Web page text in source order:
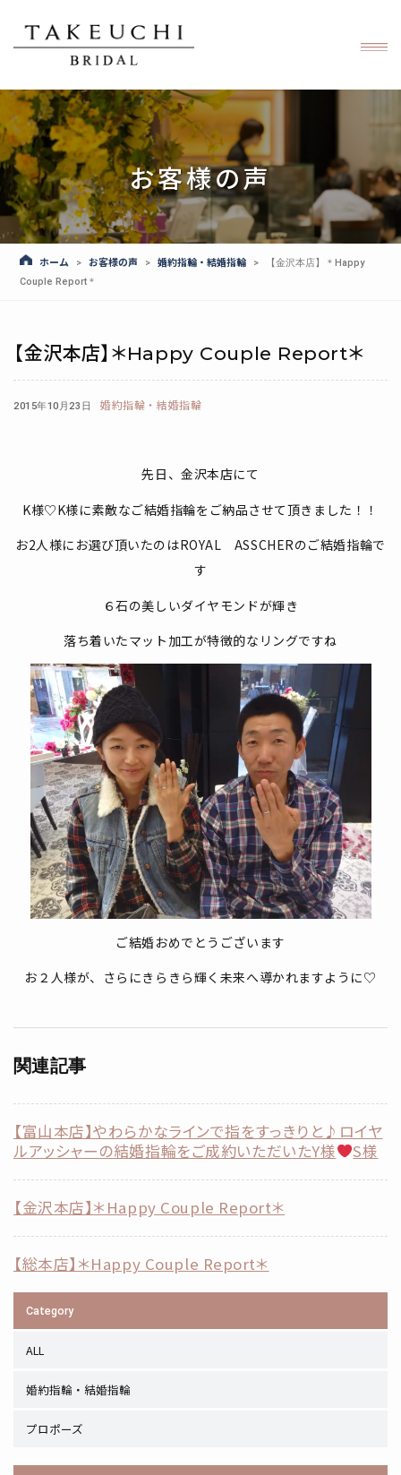
お客様の声
ホーム > お客様の声 > 婚約指輪・結婚指輪 >
【金沢本店】＊Happy
Couple Report＊
【金沢本店】＊Happy Couple Report＊
2015年10月23日 婚約指輪・結婚指輪
先日、金沢本店にて
K様♡K様に素敵なご結婚指輪をご納品させて頂きました！！
お2人様にお選び頂いたのはROYAL ASSCHERのご結婚指輪で
す
６石の美しいダイヤモンドが輝き
落ち着いたマット加工が特徴的なリングですね
ご結婚おめでとうございます
お２人様が、さらにきらきら輝く未来へ導かれますように♡
関連記事
【富山本店】やわらかなラインで指をすっきりと♪ロイヤ
ルアッシャーの結婚指輪をご成約いただいたY様
S様
【金沢本店】＊Happy Couple Report＊
【総本店】＊Happy Couple Report＊
Category
ALL
婚約指輪・結婚指輪
プロポーズ